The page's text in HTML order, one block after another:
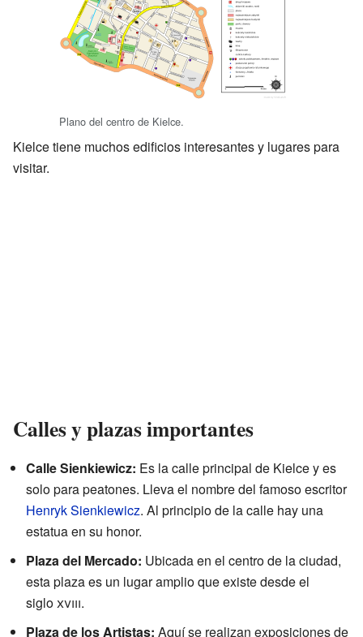
Plano del centro de Kielce.
Kielce tiene muchos edificios interesantes y lugares para
visitar.
Calles y plazas importantes
Calle Sienkiewicz: Es la calle principal de Kielce y es
solo para peatones. Lleva el nombre del famoso escritor
Henryk Sienkiewicz. Al principio de la calle hay una
estatua en su honor.
Plaza del Mercado: Ubicada en el centro de la ciudad,
esta plaza es un lugar amplio que existe desde el
sigloxviii.
Plaza de los Artistas: Aquí se realizan exposiciones de